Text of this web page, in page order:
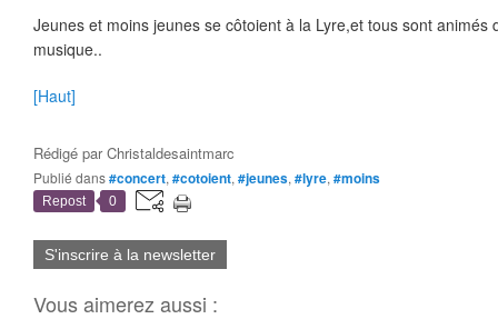
Jeunes et moins jeunes se côtoient à la Lyre,et tous sont animés
musique..
[Haut]
Rédigé parChristaldesaintmarc
Publié dans#concert, #cotoient, #jeunes, #lyre, #moins
Repost 0
S'inscrire à la newsletter
Vous aimerez aussi :